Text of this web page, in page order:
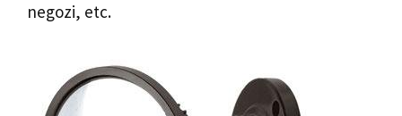
negozi, etc.